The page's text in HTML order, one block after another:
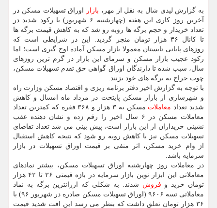
به گزارش لیدی شال به نقل از مهر، بازار
اوراق تسهیلات مسكن در
آخرین روز كاری این هفته (چهارشنبه ۶ شهریور) با ركود شدید در
تعداد خریدار و حجم برگه ها روبه رو شد كه به كاهش قیمت برگه ها
تا كانال ۳۶ هزار تومان منجر گردید. این در شرایطی است كه
روزهای پایانی تابستان معمولا بازار مسكن آماده اوج گیری است؛ اما
ركود عجیب بازار مسكن و سرمای این بازار در گرم ترین روزهای
سال، سبب شده تا دارندگان اوراق گواهی حق تقدم تسهیلات مسكن،
چوب حراج به برگه های خود بزنند.
با توجه به گزارش اخیر دفتر برنامه ریزی و اقتصاد مسكن وزارت راه
و شهرسازی از بازار مسكن پایتخت در مرداد ماه امسال و كاهش
شدید تعداد معاملات
مسكن به ۳ هزار و ۳۶۸ فقره كه كمترین تعداد
معاملات مسكن در ۶ سال اخیر را رقم زده و نشان دهنده عقب
نشینی خریداران از این بازار است، پیش بینی می شد تعداد تقاضای
تسهیلات مسكن نیز با كاهش روبه رو شود كه نتیجه كاهش استقبال
از وام خرید مسكن، اثر منفی بر قیمت اوراق تسهیلات در بازار
سرمایه باشد.
در معاملات روز چهارشنبه اوراق تسهیلات مسكن، بیشتر نمادهای
معاملاتی این ابزار نوین بازار سرمایه در بازه قیمتی ۳۶ تا ۴۲ هزار
تومان خرید و فروش شدند. به شكلی كه ارزانترین برگه به نماد
معاملاتی تسه ۹۶۰۶ (اوراق تسهیلات مسكن صادره در شهریور ۹۶) با
۳۶ هزار تومان تعلق داشت كه بنظر می رسد این افت شدید قیمت